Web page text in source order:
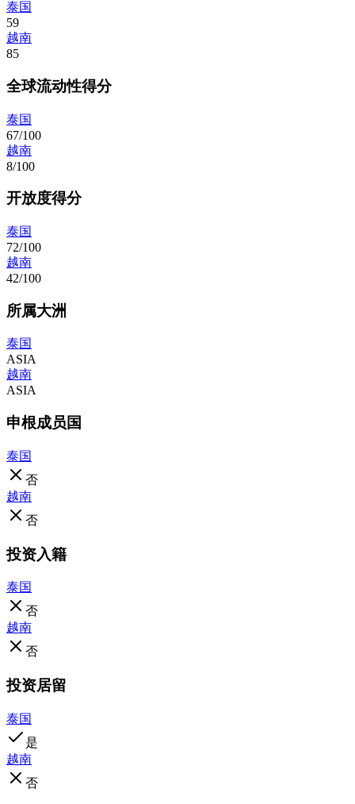
泰国
59
越南
85
全球流动性得分
泰国
67/100
越南
8/100
开放度得分
泰国
72/100
越南
42/100
所属大洲
泰国
ASIA
越南
ASIA
申根成员国
泰国
否
越南
否
投资入籍
泰国
否
越南
否
投资居留
泰国
是
越南
否